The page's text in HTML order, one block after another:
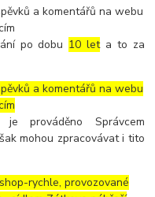
a komentářů na webu
po dobu 10 leta to za
a komentářů na webu
prováděno Správcem
mohou zpracovávat i tito
rychle, provozované